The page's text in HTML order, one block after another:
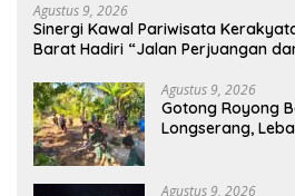
Agustus 9, 2026
Sinergi Kawal Pariwisata
Barat Hadiri “Jalan Perjuangan
Agustus 9, 2026
Gotong Royong
Longserang,
Agustus 9, 2026